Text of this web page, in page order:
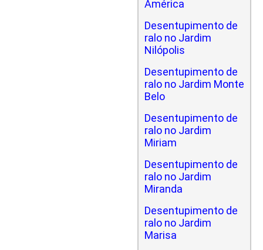
América
Desentupimento de
ralo no Jardim
Nilópolis
Desentupimento de
ralo no Jardim Monte
Belo
Desentupimento de
ralo no Jardim
Miriam
Desentupimento de
ralo no Jardim
Miranda
Desentupimento de
ralo no Jardim
Marisa